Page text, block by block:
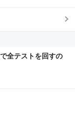
全テストを回すの